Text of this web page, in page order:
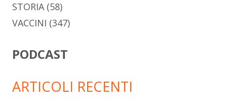
STORIA(58)
VACCINI (347)
PODCAST
ARTICOLI RECENTI